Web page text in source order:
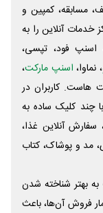
مسابقه، کمپین و
خدمات آنلاین را به
اسنپ فود، تپسی،
، نماوا، اسنپ مارکت،
‌هاست. کاربران در
چند کلیک ساده به
آنلاین غذا،
مد و پوشاک، کتاب
به بهتر شناخته شدن
فروش آن‌ها، باعث